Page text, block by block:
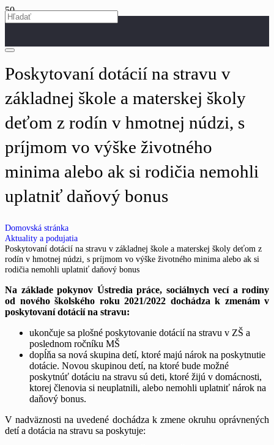
Poskytovaní dotácií na stravu v
základnej škole a materskej školy
deťom z rodín v hmotnej núdzi, s
príjmom vo výške životného
minima alebo ak si rodičia nemohli
uplatniť daňový bonus
Domovská stránka
Aktuality a podujatia
Poskytovaní dotácií na stravu v základnej škole a materskej školy deťom z
rodín v hmotnej núdzi, s príjmom vo výške životného minima alebo ak si
rodičia nemohli uplatniť daňový bonus
Na základe pokynov Ústredia práce, sociálnych vecí a rodiny
od nového školského roku 2021/2022 dochádza k zmenám v
poskytovaní dotácií na stravu:
ukončuje sa plošné poskytovanie dotácií na stravu v ZŠ a
poslednom ročníku MŠ
dopĺňa sa nová skupina detí, ktoré majú nárok na poskytnutie
dotácie. Novou skupinou detí, na ktoré bude možné
poskytnúť dotáciu na stravu sú deti, ktoré žijú v domácnosti,
ktorej členovia si neuplatnili, alebo nemohli uplatniť nárok na
daňový bonus.
V nadväznosti na uvedené dochádza k zmene okruhu oprávnených
detí a dotácia na stravu sa poskytuje: